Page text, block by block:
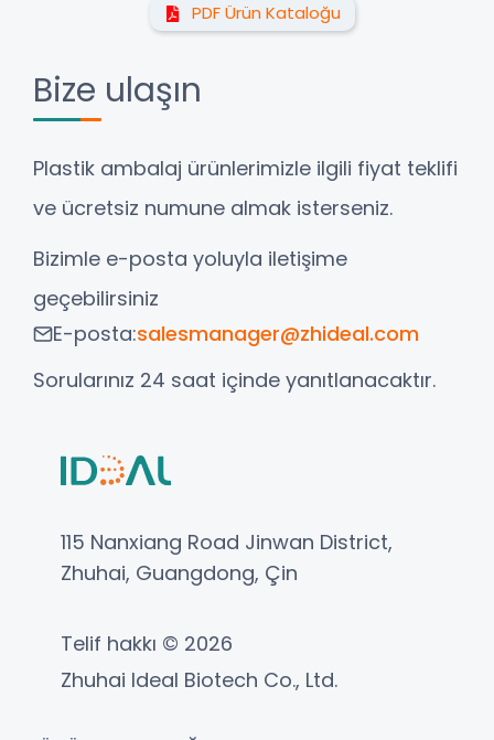
PDF Ürün Kataloğu
Bize ulaşın
Plastik ambalaj ürünlerimizle ilgili fiyat teklifi
ve ücretsiz numune almak isterseniz.
Bizimle e-posta yoluyla iletişime
geçebilirsiniz
E-posta:salesmanager@zhideal.com
Sorularınız 24 saat içinde yanıtlanacaktır.
115 Nanxiang Road Jinwan District,
Zhuhai, Guangdong, Çin
Telif hakkı © 2026
Zhuhai Ideal Biotech Co., Ltd.